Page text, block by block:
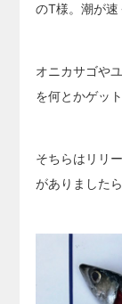
のT様。潮が速
オニカサゴや
を何とかゲッ
そちらはリリ
がありました